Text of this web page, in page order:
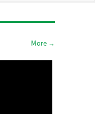
More →